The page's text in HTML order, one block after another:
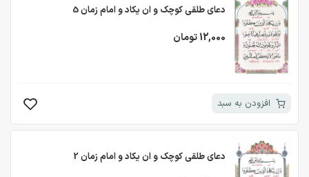
دعای طلقی کوچک و ان یکاد و امام زمان 5
12,000 تومان
افزودن به سبد
دعای طلقی کوچک و ان یکاد و امام زمان 2